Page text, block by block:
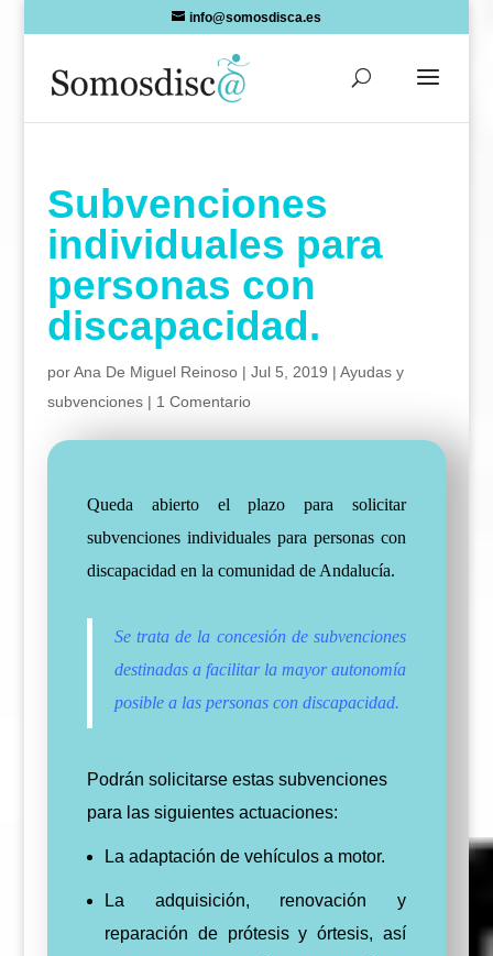
info@somosdisca.es
Subvenciones
individuales para
personas con
discapacidad.
porAna De Miguel Reinoso| Jul 5, 2019 | Ayudas y
subvenciones| 1 Comentario
Queda abierto el plazo para solicitar
subvenciones individuales para personas con
discapacidad en la comunidad de Andalucía.
Se trata de la concesión de subvenciones
destinadas a facilitar la mayor autonomía
posible a las personas con discapacidad.
Podrán solicitarse estas subvenciones
para las siguientes actuaciones:
La adaptación de vehículos a motor.
La adquisición, renovación y
reparación de prótesis y órtesis, así